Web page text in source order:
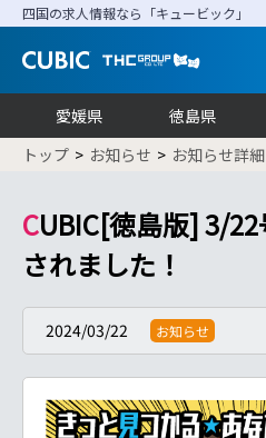
四国の求人情報なら「キュービック」
愛媛県 徳島県
トップ
お知らせ お知らせ詳細
CUBIC[徳島版] 3/22号 vol.1160が発刊
されました！
2024/03/22 お知らせ